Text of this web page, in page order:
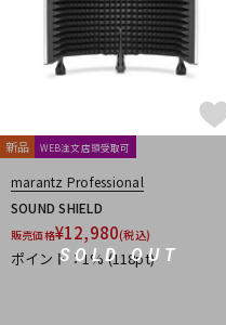
SOLD OUT
新品 WEB注文店頭受取可
marantz Professional
SOUND SHIELD
販売価格¥12,980(税込)
ポイント：1%(118pt)